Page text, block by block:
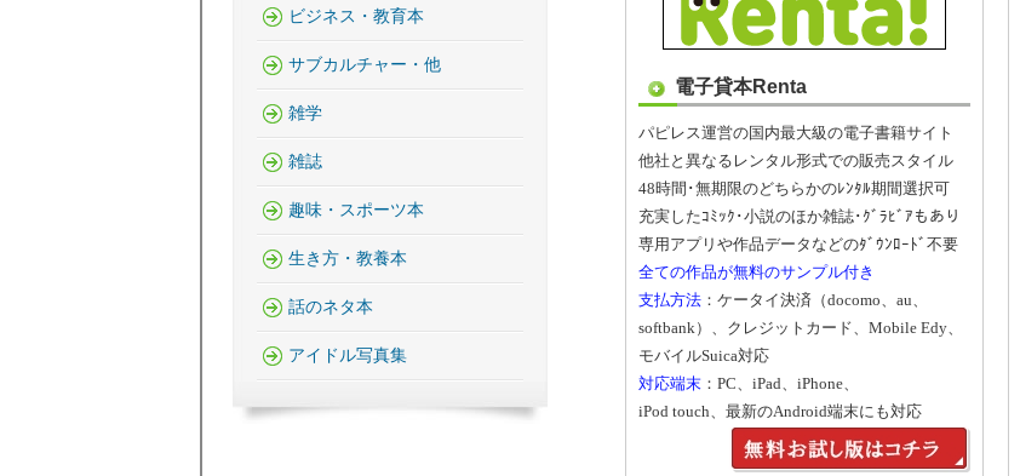
電子貸本Renta
パピレス運営の国内最大級の電子書籍サイト
他社と異なるレンタル形式での販売スタイル
48時間･無期限のどちらかのﾚﾝﾀﾙ期間選択可
充実したｺﾐｯｸ･小説のほか雑誌･ｸﾞﾗﾋﾞｱもあり
専用アプリや作品データなどのﾀﾞｳﾝﾛｰﾄﾞ不要
全ての作品が無料のサンプル付き
支払方法 ：ケータイ決済（docomo、au、
softbank）、クレジットカード、Mobile Edy、
モバイルSuica対応
対応端末 ：PC、iPad、iPhone、
iPod touch、最新のAndroid端末にも対応
ビジネス・教育本
サブカルチャー・他
雑学
雑誌
趣味・スポーツ本
生き方・教養本
話のネタ本
アイドル写真集